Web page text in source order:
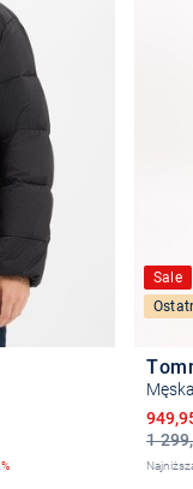
Sale
1